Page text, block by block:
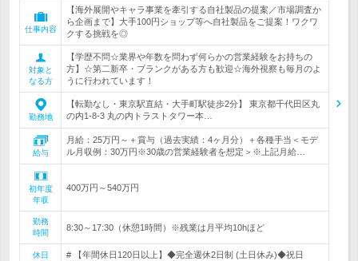
仕事内容
【海外展開やキャラ事業を牽引する自社製品の提案／市場調査か
ら企画まで】大手100円ショップ等へ自社製品をご提案！ワクワ
クする挑戦を◎
対象と
なる方
【学歴不問☆業界や年数を問わず何らかの営業経験をお持ちの
方】☆第二新卒・ブランクがある方も歓迎☆海外視察も毎月のよ
うに行われています！
勤務地
【転勤なし・東京駅直結・大手町駅徒歩2分】 東京都千代田区丸
の内1-8-3 丸の内トラストタワー本…
給与
月給：25万円～＋賞与（過去実績：4ヶ月分）＋各種手当＜モデ
ル月収例：30万円※30歳の営業経験者を想定＞※上記月給…
初年度
年収
400万円～540万円
勤務
時間
8:30～17:30（休憩1時間）※残業は月平均10hほど
休日
# 【年間休日120日以上】◆完全週休2日制 (土日休み)◆祝日